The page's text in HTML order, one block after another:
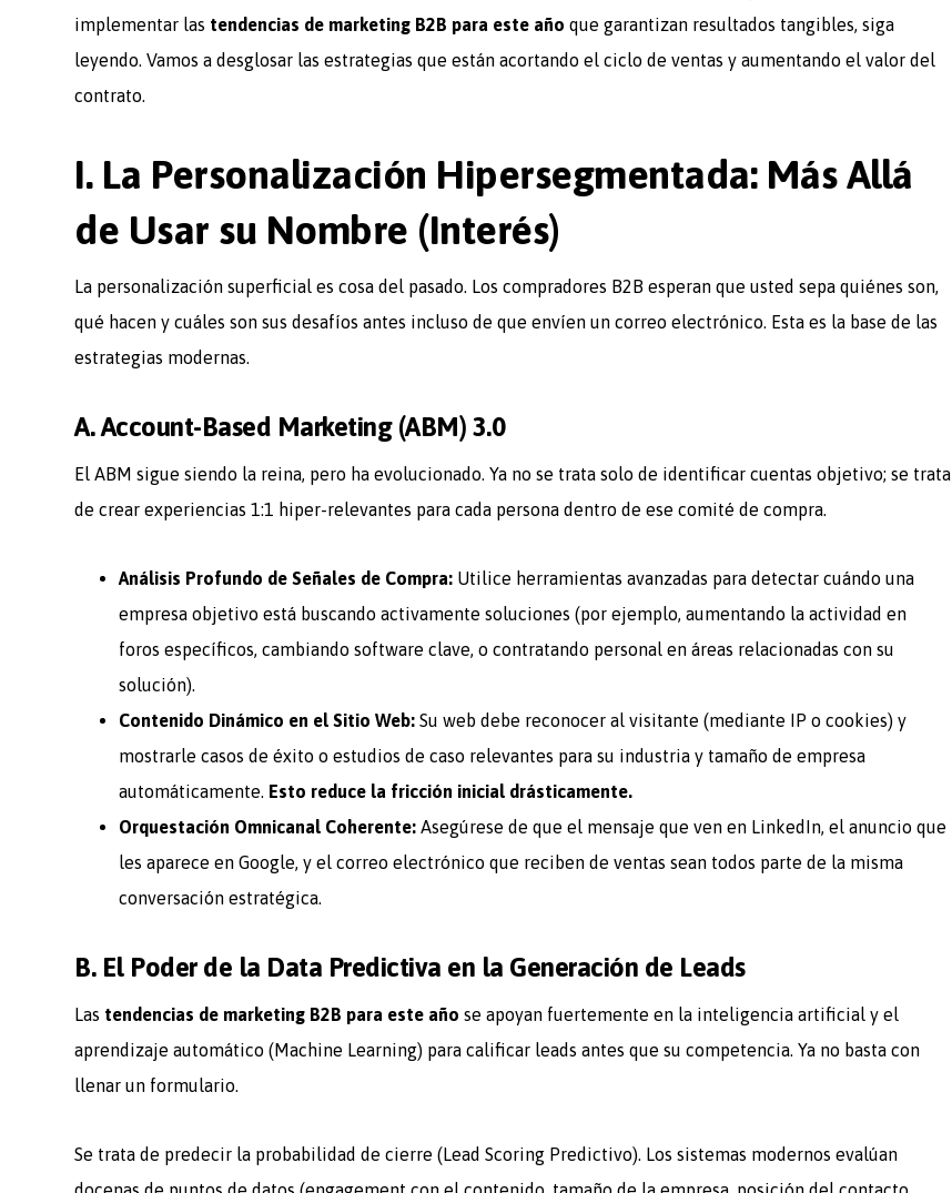
implementar las tendencias de marketing B2B para este año que garantizan resultados tangibles, siga
leyendo. Vamos a desglosar las estrategias que están acortando el ciclo de ventas y aumentando el valor del
contrato.
I. La Personalización Hipersegmentada: Más Allá
de Usar su Nombre (Interés)
La personalización superficial es cosa del pasado. Los compradores B2B esperan que usted sepa quiénes son,
qué hacen y cuáles son sus desafíos antes incluso de que envíen un correo electrónico. Esta es la base de las
estrategias modernas.
A. Account-Based Marketing (ABM) 3.0
El ABM sigue siendo la reina, pero ha evolucionado. Ya no se trata solo de identificar cuentas objetivo; se trata
de crear experiencias 1:1 hiper-relevantes para cada persona dentro de ese comité de compra.
Análisis Profundo de Señales de Compra: Utilice herramientas avanzadas para detectar cuándo una
empresa objetivo está buscando activamente soluciones (por ejemplo, aumentando la actividad en
foros específicos, cambiando software clave, o contratando personal en áreas relacionadas con su
solución).
Contenido Dinámico en el Sitio Web: Su web debe reconocer al visitante (mediante IP o cookies) y
mostrarle casos de éxito o estudios de caso relevantes para su industria y tamaño de empresa
automáticamente. Esto reduce la fricción inicial drásticamente.
Orquestación Omnicanal Coherente: Asegúrese de que el mensaje que ven en LinkedIn, el anuncio que
les aparece en Google, y el correo electrónico que reciben de ventas sean todos parte de la misma
conversación estratégica.
B. El Poder de la Data Predictiva en la Generación de Leads
Las tendencias de marketing B2B para este año se apoyan fuertemente en la inteligencia artificial y el
aprendizaje automático (Machine Learning) para calificar leads antes que su competencia. Ya no basta con
llenar un formulario.
Se trata de predecir la probabilidad de cierre (Lead Scoring Predictivo). Los sistemas modernos evalúan